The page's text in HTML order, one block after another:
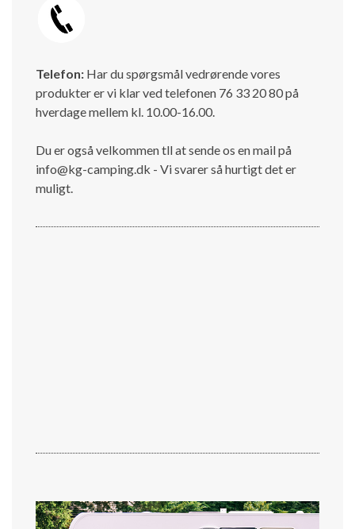
Telefon: Har du spørgsmål vedrørende vores
produkter er vi klar ved telefonen 76 33 20 80 på
hverdage mellem kl. 10.00-16.00.
Du er også velkommen tll at sende os en mail på
info@kg-camping.dk - Vi svarer så hurtigt det er
muligt.